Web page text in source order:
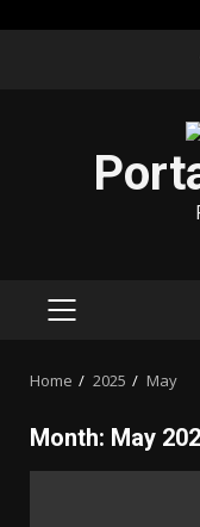
PRIMARY
Home 2025 May
Month: May